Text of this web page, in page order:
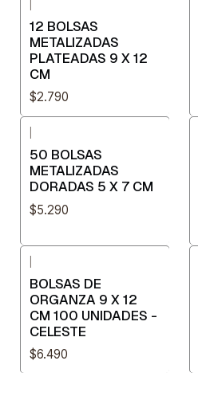
12 BOLSAS
METALIZADAS
PLATEADAS 9 X 12
CM
$2.790
50 BOLSAS
METALIZADAS
DORADAS 5 X 7 CM
$5.290
BOLSAS DE
ORGANZA 9 X 12
CM 100 UNIDADES -
CELESTE
$6.490